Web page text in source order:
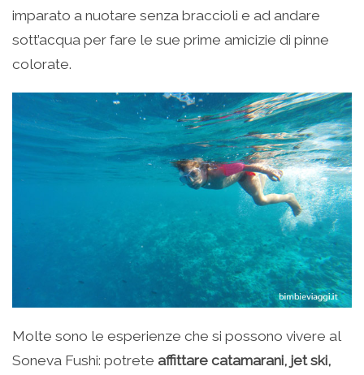
imparato a nuotare senza braccioli e ad andare
sott’acqua per fare le sue prime amicizie di pinne
colorate.
Molte sono le esperienze che si possono vivere al
Soneva Fushi: potrete affittare catamarani, jet ski,